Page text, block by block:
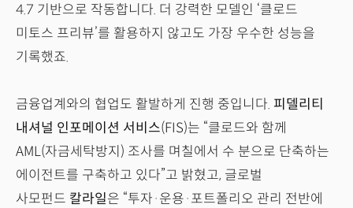
4.7 기반으로 작동합니다. 더 강력한 모델인 ‘클로드
미토스 프리뷰’를 활용하지 않고도 가장 우수한 성능을
기록했죠.
금융업계와의 협업도 활발하게 진행 중입니다. 피델리티
내셔널 인포메이션 서비스(FIS)는 “클로드와 함께
AML(자금세탁방지) 조사를 며칠에서 수 분으로 단축하는
에이전트를 구축하고 있다”고 밝혔고, 글로벌
사모펀드 칼라일은 “투자·운용·포트폴리오 관리 전반에